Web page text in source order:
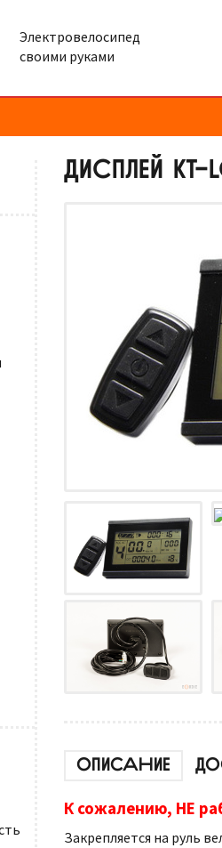
Электровелосипед
своими руками
ДИСПЛЕЙ KT-
ОПИСАНИЕ
К сожалению, НЕ
Закрепляется на руль